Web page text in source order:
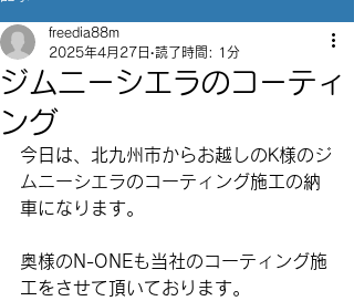
ジムニーシエラのコーティ
ング
freedia88m
2025年4月27日 読了時間: 1分
今日は、北九州市からお越しのK様のジ
ムニーシエラのコーティング施工の納
車になります。
奥様のN-ONEも当社のコーティング施
工をさせて頂いております。